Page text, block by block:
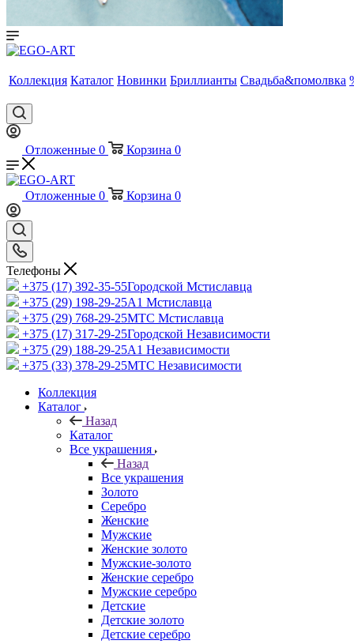
Коллекция Каталог Новинки Бриллианты Свадьба&помолвка
Отложенные 0 Корзина 0
Отложенные 0 Корзина 0
Телефоны
+375 (17) 392-35-55Городской Мстиславца
+375 (29) 198-29-25A1 Мстиславца
+375 (29) 768-29-25МТС Мстиславца
+375 (17) 317-29-25Городской Независимости
+375 (29) 188-29-25A1 Независимости
+375 (33) 378-29-25МТС Независимости
Коллекция
Каталог
Назад
Каталог
Все украшения
Назад
Все украшения
Золото
Серебро
Женские
Мужские
Женские золото
Мужские-золото
Женские серебро
Мужские серебро
Детские
Детские золото
Детские серебро